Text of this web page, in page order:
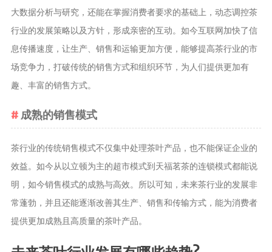
大数据分析与研究，还能在掌握消费者要求的基础上，动态调控茶
行业的发展策略以及方针，形成亲密的互动。如今互联网加快了信
息传播速度，让生产、销售和运输更加方便，能够提高茶行业的市
场竞争力，打破传统的销售方式和组织环节，为人们提供更加有
趣、丰富的销售方式。
成熟的销售模式
茶行业的传统销售模式不仅集中处理茶叶产品，也不能保证企业的
效益。如今从以立顿为主的超市模式到天福茗茶的连锁模式都能说
明，如今销售模式的成熟与高效。所以可知，未来茶行业的发展非
常蓬勃，并且还能逐渐改善其生产、销售和传输方式，能为消费者
提供更加成熟且高质量的茶叶产品。